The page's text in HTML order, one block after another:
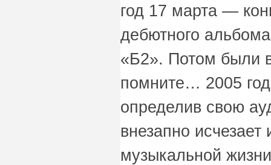
год 17 марта —
дебютного
«Б2». Потом были
помните… 2005
определив свою
внезапно исчезает
музыкальной